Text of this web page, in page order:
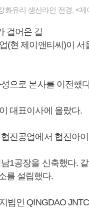
화유리 생산라인 전경. <제
걸어온 길
(현 제이앤티씨)이 서
으로 본사를 이전했
대표이사에 올랐다.
진공업에서 협진아
1공장을 신축했다.
를 설립했다.
법인 QINGDAO